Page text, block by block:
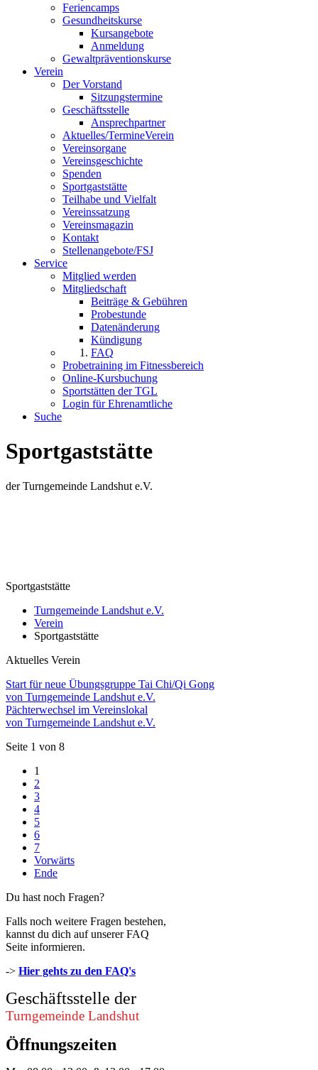
Feriencamps
Gesundheitskurse
Kursangebote
Anmeldung
Gewaltpräventionskurse
Verein
Der Vorstand
Sitzungstermine
Geschäftsstelle
Ansprechpartner
Aktuelles/TermineVerein
Vereinsorgane
Vereinsgeschichte
Spenden
Sportgaststätte
Teilhabe und Vielfalt
Vereinssatzung
Vereinsmagazin
Kontakt
Stellenangebote/FSJ
Service
Mitglied werden
Mitgliedschaft
Beiträge & Gebühren
Probestunde
Datenänderung
Kündigung
FAQ
Probetraining im Fitnessbereich
Online-Kursbuchung
Sportstätten der TGL
Login für Ehrenamtliche
Suche
Sportgaststätte
der Turngemeinde Landshut e.V.
Sportgaststätte
Turngemeinde Landshut e.V.
Verein
Sportgaststätte
Aktuelles Verein
Start für neue Übungsgruppe Tai Chi/Qi Gong
von Turngemeinde Landshut e.V.
Pächterwechsel im Vereinslokal
von Turngemeinde Landshut e.V.
Seite 1 von 8
1
2
3
4
5
6
7
Vorwärts
Ende
Du hast noch Fragen?
Falls noch weitere Fragen bestehen,
kannst du dich auf unserer FAQ
Seite informieren.
-> Hier gehts zu den FAQ's
Geschäftsstelle der
Turngemeinde Landshut
Öffnungszeiten